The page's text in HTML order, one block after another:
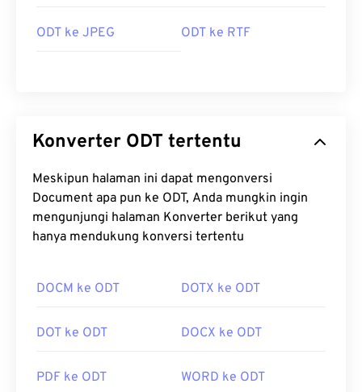
ODT ke JPEG ODT ke RTF
Konverter ODT tertentu
Meskipun halaman ini dapat mengonversi
Document apa pun ke ODT, Anda mungkin ingin
mengunjungi halaman Konverter berikut yang
hanya mendukung konversi tertentu
DOCM ke ODT DOTX ke ODT
DOT ke ODT DOCX ke ODT
PDF ke ODT WORD ke ODT